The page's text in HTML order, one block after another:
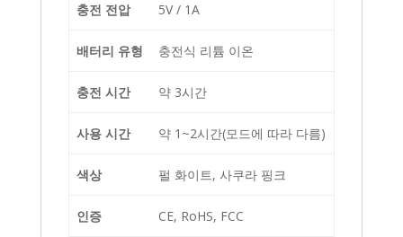
충전 전압 5V / 1A
배터리 유형 충전식 리튬 이온
충전 시간 약 3시간
사용 시간 약 1~2시간(모드에 따라 다름)
색상 펄 화이트, 사쿠라 핑크
인증 CE, RoHS, FCC